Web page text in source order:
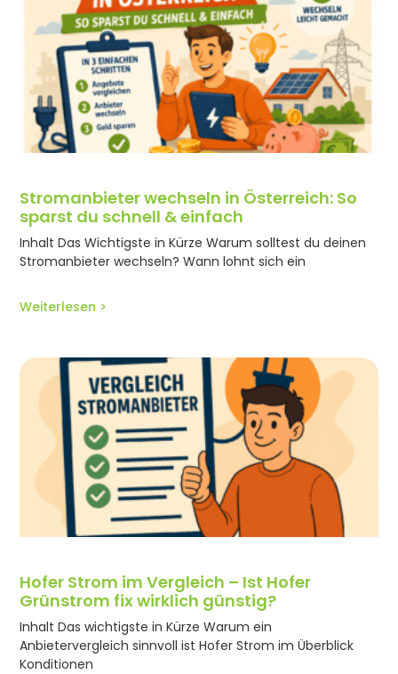
Strom­anbieter wechseln in Öster­reich: So
sparst du schnell & einfach
Inhalt Das Wichtigste in Kürze Warum solltest du deinen
Strom­anbieter wechseln? Wann lohnt sich ein
Weiterlesen >
Hofer Strom im Vergleich – Ist Hofer
Grünstrom fix wirklich günstig?
Inhalt Das wichtigste in Kürze Warum ein
Anbietervergleich sinnvoll ist Hofer Strom im Überblick
Konditionen